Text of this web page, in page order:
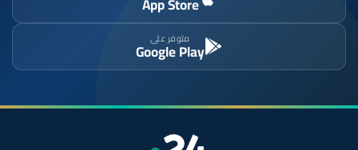
متوفر على
Google Play